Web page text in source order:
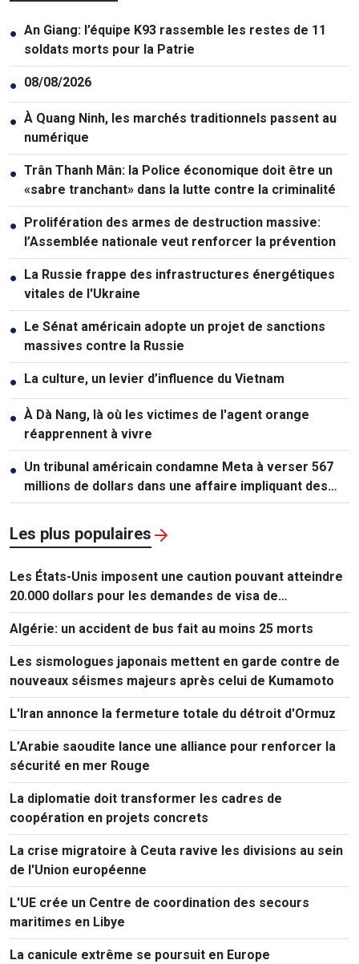
● An Giang: l’équipe K93 rassemble les restes de 11
soldats morts pour la Patrie
● 08/08/2026
● À Quang Ninh, les marchés traditionnels passent au
numérique
● Trân Thanh Mân: la Police économique doit être un
«sabre tranchant» dans la lutte contre la criminalité
● Prolifération des armes de destruction massive:
l’Assemblée nationale veut renforcer la prévention
● La Russie frappe des infrastructures énergétiques
vitales de l'Ukraine
● Le Sénat américain adopte un projet de sanctions
massives contre la Russie
● La culture, un levier d’influence du Vietnam
● À Dà Nang, là où les victimes de l'agent orange
réapprennent à vivre
● Un tribunal américain condamne Meta à verser 567
millions de dollars dans une affaire impliquant des
mineurs
Les plus populaires
Les États-Unis imposent une caution pouvant atteindre
20.000 dollars pour les demandes de visa de
ressortissants de 50 pays
Algérie: un accident de bus fait au moins 25 morts
Les sismologues japonais mettent en garde contre de
nouveaux séismes majeurs après celui de Kumamoto
L'Iran annonce la fermeture totale du détroit d'Ormuz
L’Arabie saoudite lance une alliance pour renforcer la
sécurité en mer Rouge
La diplomatie doit transformer les cadres de
coopération en projets concrets
La crise migratoire à Ceuta ravive les divisions au sein
de l'Union européenne
L'UE crée un Centre de coordination des secours
maritimes en Libye
La canicule extrême se poursuit en Europe